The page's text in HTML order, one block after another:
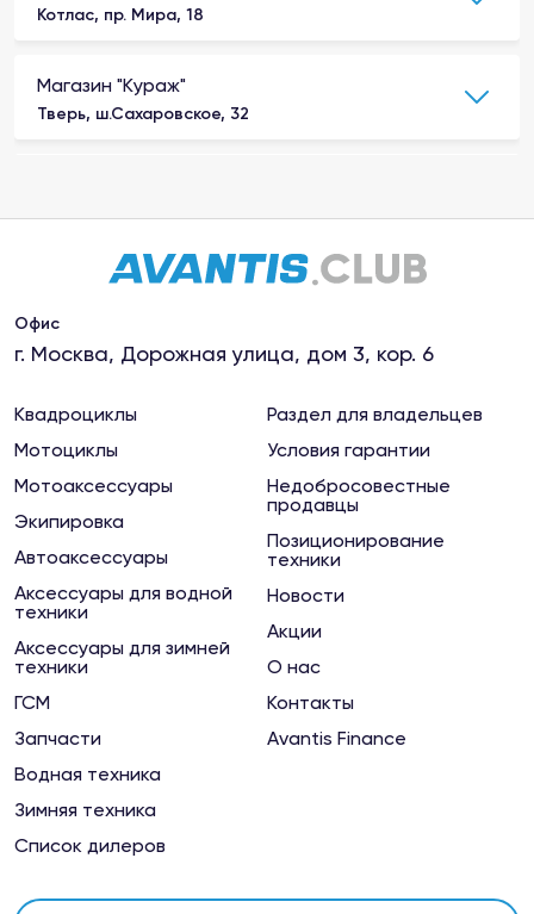
Котлас, пр. Мира, 18
Магазин "Кураж"
Тверь, ш.Сахаровское, 32
Магазин "МотоКалуга"
Киржач, ул.Привокзальная, 63
Магазин "Мотомаркет"
Сыктывкар, ул. Морозова, 209
Магазин "Мототехника на Новой"
Вязники, ул.Новая, 7
Магазин "Старт"
Борисоглебск, ул.Пешкова-Павловского 108-117
Псков, ул. 23 Июля, 4
Офис
г. Москва, Дорожная улица, дом 3, кор. 6
Квадроциклы
Мотоциклы
Мотоаксессуары
Экипировка
Автоаксессуары
Аксессуары для водной
техники
Аксессуары для зимней
техники
ГСМ
Запчасти
Водная техника
Зимняя техника
Список дилеров
Раздел для владельцев
Условия гарантии
Недобросовестные
продавцы
Позиционирование
техники
Новости
Акции
О нас
Контакты
Avantis Finance